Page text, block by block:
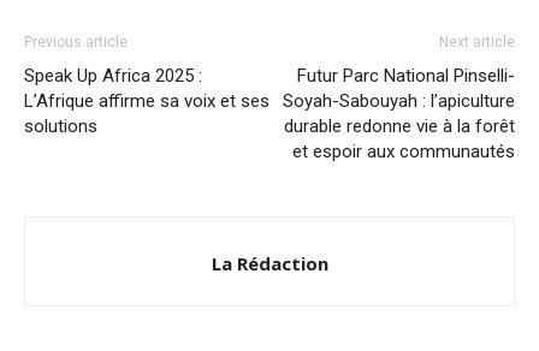
Previous article
Speak Up Africa 2025 :
L’Afrique affirme sa voix et ses
solutions
Next article
Futur Parc National Pinselli-
Soyah-Sabouyah : l’apiculture
durable redonne vie à la forêt
et espoir aux communautés
La Rédaction